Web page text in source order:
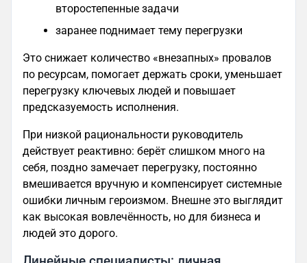
второстепенные задачи
заранее поднимает тему перегрузки
Это снижает количество «внезапных» провалов
по ресурсам, помогает держать сроки, уменьшает
перегрузку ключевых людей и повышает
предсказуемость исполнения.
При низкой рациональности руководитель
действует реактивно: берёт слишком много на
себя, поздно замечает перегрузку, постоянно
вмешивается вручную и компенсирует системные
ошибки личным героизмом. Внешне это выглядит
как высокая вовлечённость, но для бизнеса и
людей это дорого.